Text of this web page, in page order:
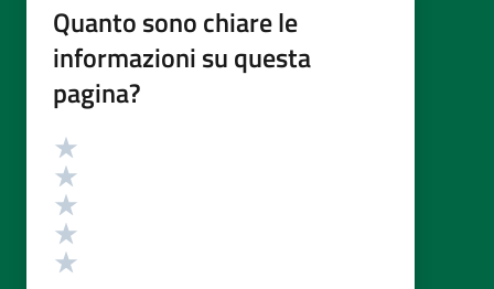
Quanto sono chiare le
informazioni su questa
pagina?
Valutazione